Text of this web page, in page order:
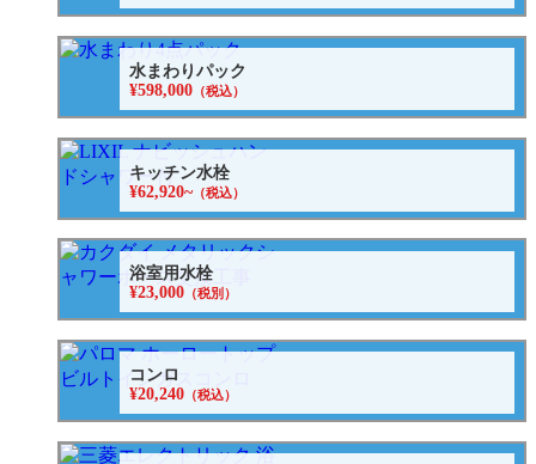
水まわりパック
¥598,000 （税込）
キッチン水栓
¥62,920~（税込）
浴室用水栓
¥23,000 （税別）
コンロ
¥20,240 （税込）